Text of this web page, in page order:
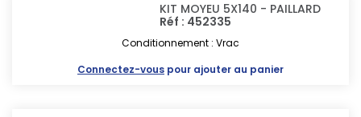
KIT MOYEU 5X140 - PAILLARD
Réf : 452335
Conditionnement : Vrac
Connectez-vous pour ajouter au panier